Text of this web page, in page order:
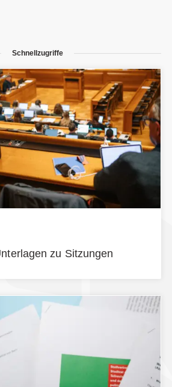
Schnellzugriffe
zu Sitzungen